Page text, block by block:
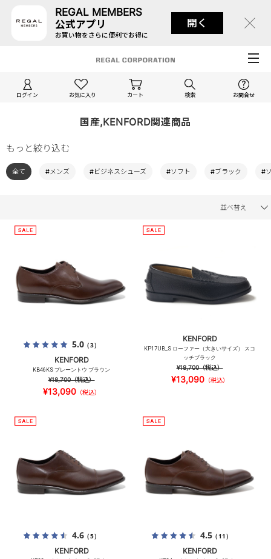
REGAL MEMBERS
公式アプリ
お買い物をさらに便利でお得に
開く
ログイン お気に入り カート 検索 お問合せ
国産,KENFORD関連商品
もっと絞り込む
全て #メンズ #ビジネスシューズ #ソフト #ブラック #
並べ替え
5.0（3）
KENFORD
KB46KS プレーントウ ブラウン
¥18,700（税込）
¥13,090（税込）
KENFORD
KP17UB_S ローファー（大きいサイズ） スコ
ッチブラック
¥18,700（税込）
¥13,090（税込）
4.6（5）
KENFORD
4.5（11）
KENFORD